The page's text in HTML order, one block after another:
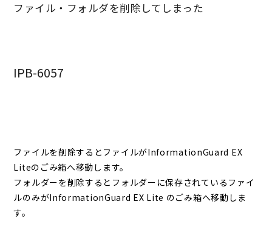
ファイル・フォルダを削除してしまった
IPB-6057
ファイルを削除するとファイルがInformationGuard EX
Liteのごみ箱へ移動します。
フォルダーを削除するとフォルダーに保存されているファイ
ルのみがInformationGuard EX Lite のごみ箱へ移動しま
す。